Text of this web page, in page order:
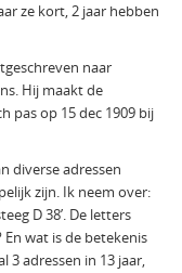
ze kort, 2 jaar hebben
naar
Hij maakt de
pas op 15 dec 1909 bij
diverse adressen
zijn. Ik neem over:
D 38’. De letters
wat is de betekenis
3 adressen in 13 jaar,